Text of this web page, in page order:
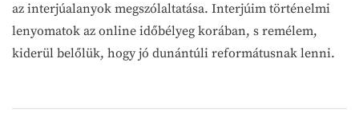
az interjúalanyok megszólaltatása. Interjúim történelmi
lenyomatok az online időbélyeg korában, s remélem,
kiderül belőlük, hogy jó dunántúli reformátusnak lenni.